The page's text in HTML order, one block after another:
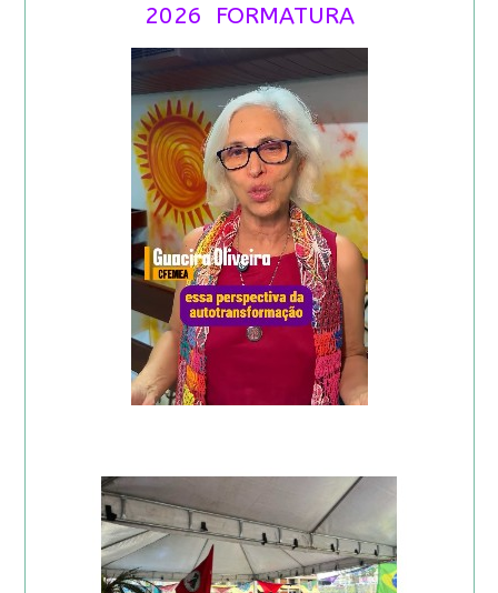
2026 FORMATURA